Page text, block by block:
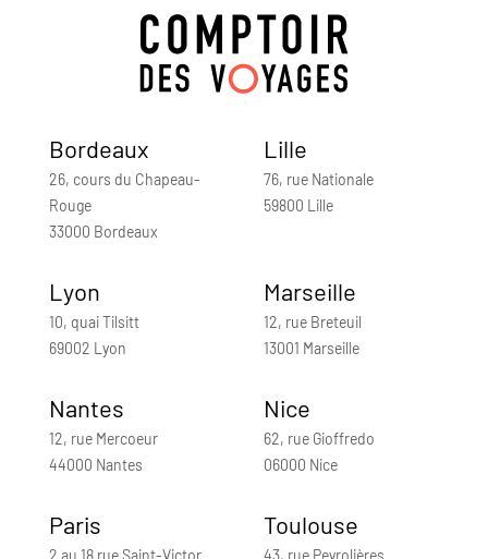
Bordeaux
26, cours du Chapeau-
Rouge
33000 Bordeaux
Lille
76, rue Nationale
59800 Lille
Lyon
10, quai Tilsitt
69002 Lyon
Marseille
12, rue Breteuil
13001 Marseille
Nantes
12, rue Mercoeur
44000 Nantes
Nice
62, rue Gioffredo
06000 Nice
Paris
2 au 18 rue Saint-Victor
Toulouse
43, rue Peyrolières